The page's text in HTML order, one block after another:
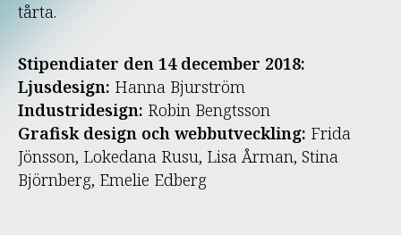
tårta.
Stipendiater den 14 december 2018:
Ljusdesign: Hanna Bjurström
Industridesign: Robin Bengtsson
Grafisk design och webbutveckling: Frida
Jönsson, Lokedana Rusu, Lisa Årman, Stina
Björnberg, Emelie Edberg